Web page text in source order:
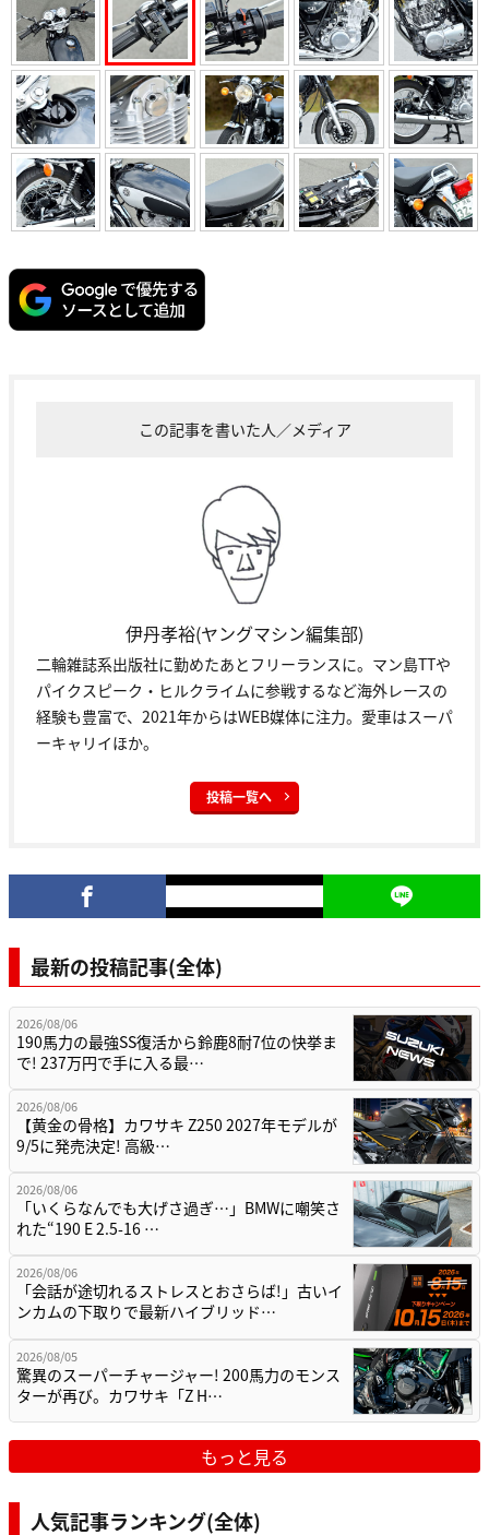
この記事を書いた人／メディア
伊丹孝裕(ヤングマシン編集部)
二輪雑誌系出版社に勤めたあとフリーランスに。マン島TTや
パイクスピーク・ヒルクライムに参戦するなど海外レースの
経験も豊富で、2021年からはWEB媒体に注力。愛車はスーパ
ーキャリイほか。
投稿一覧へ
最新の投稿記事(全体)
2026/08/06
190馬力の最強SS復活から鈴鹿8耐7位の快挙ま
で! 237万円で手に入る最…
2026/08/06
【黄金の骨格】カワサキ Z250 2027年モデルが
9/5に発売決定! 高級…
2026/08/06
「いくらなんでも大げさ過ぎ…」BMWに嘲笑さ
れた“190 E 2.5-16 …
2026/08/06
「会話が途切れるストレスとおさらば!」古いイ
ンカムの下取りで最新ハイブリッド…
2026/08/05
驚異のスーパーチャージャー! 200馬力のモンス
ターが再び。カワサキ「Z H…
もっと見る
人気記事ランキング(全体)